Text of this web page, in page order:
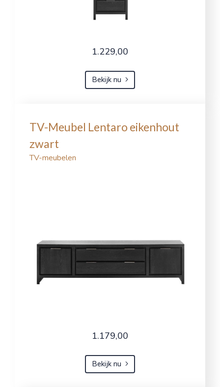
1.229,00
Bekijk nu
TV-Meubel Lentaro eikenhout
zwart
TV-meubelen
1.179,00
Bekijk nu